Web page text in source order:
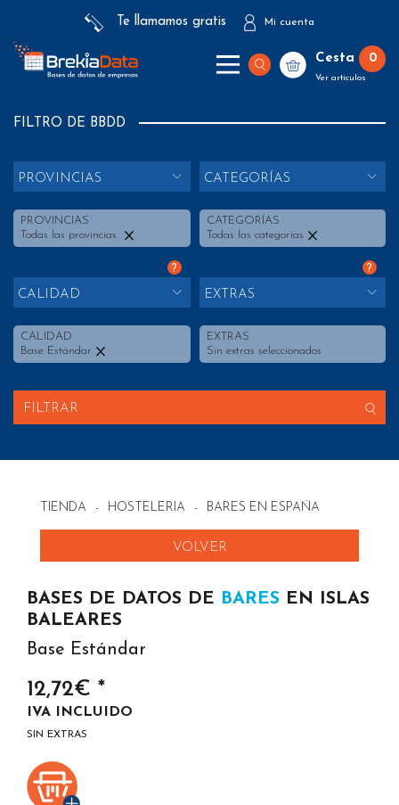
Te llamamos gratis Mi cuenta
Cesta 0
Ver artículos
FILTRO DE BBDD
PROVINCIAS
PROVINCIAS
Todas las provincias
CATEGORÍAS
CATEGORÍAS
Todas las categorías
?
CALIDAD
CALIDAD
Base Estándar
?
EXTRAS
EXTRAS
Sin extras seleccionados
FILTRAR
TIENDA - HOSTELERIA - BARES EN ESPAÑA
VOLVER
BASES DE DATOS DE BARES EN ISLAS
BALEARES
Base Estándar
12,72€ *
IVA INCLUIDO
SIN EXTRAS